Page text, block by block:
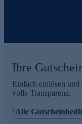
Ihre
Einfach einlösen
volle Transparenz.
1 Alle